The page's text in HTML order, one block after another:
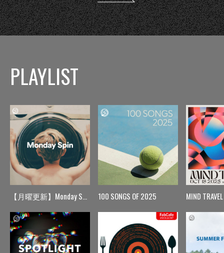
PLAYLIST
【月曜更新】Monday Spin 100 SONGS OF 2025 MIND TRAVEL